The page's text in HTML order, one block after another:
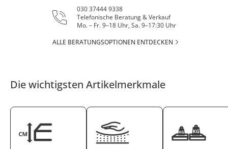
030 37444 9338
Telefonische Beratung & Verkauf
Mo. – Fr. 9–18 Uhr, Sa. 9–17:30 Uhr
ALLE BERATUNGSOPTIONEN ENTDECKEN
Die wichtigsten Artikelmerkmale